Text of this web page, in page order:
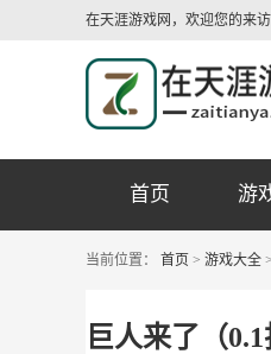
在天涯游戏网，欢迎您的来访
首页 游
当前位置： 首页 > 游戏大全 >
巨人来了（